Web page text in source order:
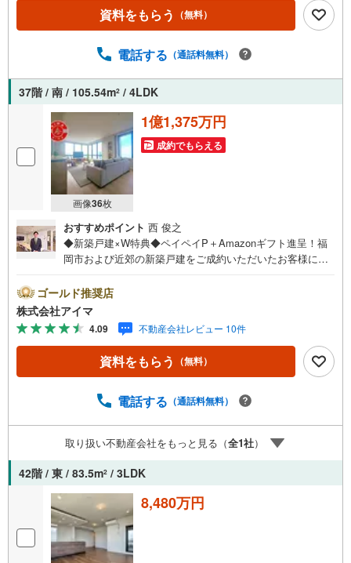
資料をもらう （無料）
電話する （通話料無料）
37階 / 南 / 105.54m2 / 4LDK
画像36枚
1億1,375万円
成約でもらえる
おすすめポイント 西 俊之
◆新築戸建×W特典◆ペイペイP＋Amazonギフト進呈！福
岡市および近郊の新築戸建をご成約いただいたお客様に、
当社独自の企業努力によるキャンペーンで、他では手に入
りません。特典は期間限定・数量限定のため、お早めにご
相談ください。さらに大手ネット銀行と提携し低金利住宅
ローンをご案内。お借入期間01～40年:金利0.949％、41～5
0年:1.349％と、利上げ前の今こそ注目の水準です。他金融
機関とも多数提携し、福岡市内・郊外で新築戸建をご検討
ンをご提案します。平日・夜間の現地案内や、ご自宅・最
た方、転職後で審査に不安がある方、車・カード・リボ等
のお借入れがある方も大歓迎！【キャンペーン期間:2026年
9月30日まで】福岡市内・郊外の新築戸建情報を豊富にご用
意し、初めての方も安心してご相談いただけます。まずは
お気軽にお問い合わせくださいませ。
ゴールド推奨店
株式会社アイマ
4.09 不動産会社レビュー 10件
資料をもらう （無料）
電話する （通話料無料）
取り扱い不動産会社をもっと見る（全1社）
42階 / 東 / 83.5m2 / 3LDK
8,480万円